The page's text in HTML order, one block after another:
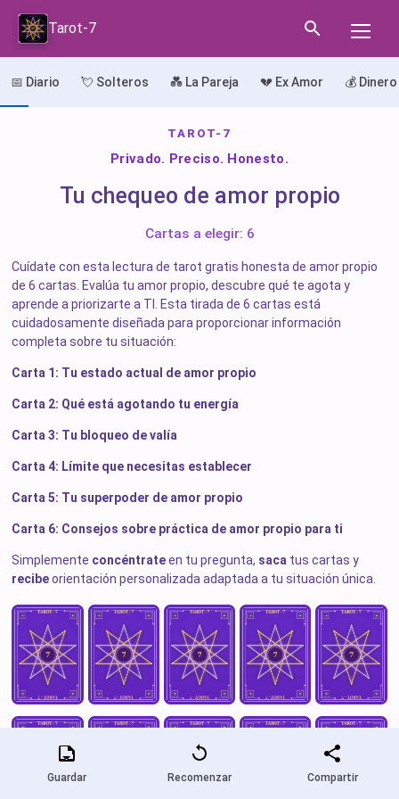
Tarot-7
📅 Diario 💘 Solteros 💑 La Pareja 💔 Ex Amor 💰
Guardar Recomenzar Compartir
TAROT-7
Privado. Preciso. Honesto.
Tu chequeo de amor propio
Cartas a elegir: 6
Cuídate con esta lectura de tarot gratis honesta de amor propio
de 6 cartas. Evalúa tu amor propio, descubre qué te agota y
aprende a priorizarte a TI. Esta tirada de 6 cartas está
cuidadosamente diseñada para proporcionar información
completa sobre tu situación:
Carta 1: Tu estado actual de amor propio
Carta 2: Qué está agotando tu energía
Carta 3: Tu bloqueo de valía
Carta 4: Límite que necesitas establecer
Carta 5: Tu superpoder de amor propio
Carta 6: Consejos sobre práctica de amor propio para ti
Simplemente concéntrateen tu pregunta, saca tus cartas y
recibeorientación personalizada adaptada a tu situación única.